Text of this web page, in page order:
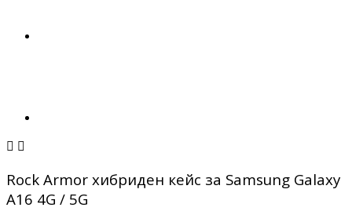
 
Rock Armor хибриден кейс за Samsung Galaxy
A16 4G / 5G